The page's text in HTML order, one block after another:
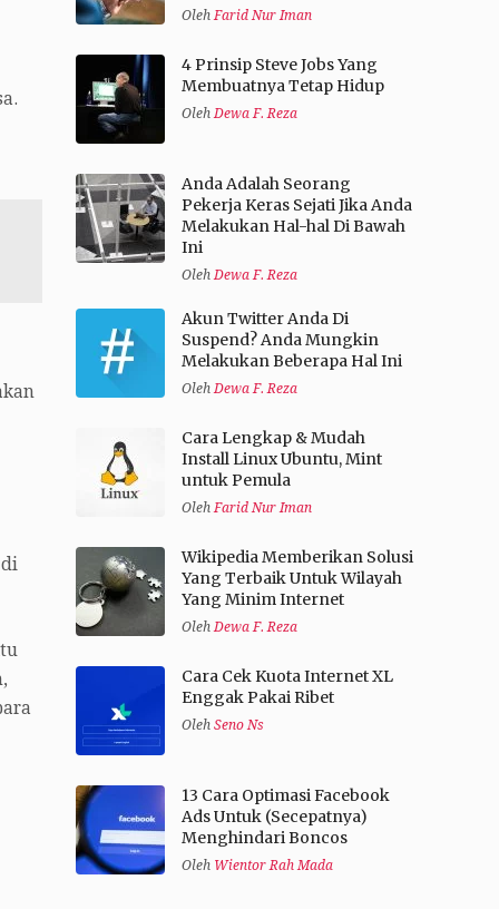
OlehFarid Nur Iman
4 Prinsip Steve Jobs Yang
Membuatnya Tetap Hidup
OlehDewa F. Reza
Anda Adalah Seorang
Pekerja Keras Sejati Jika Anda
Melakukan Hal-hal Di Bawah
Ini
OlehDewa F. Reza
Akun Twitter Anda Di
Suspend? Anda Mungkin
Melakukan Beberapa Hal Ini
OlehDewa F. Reza
Cara Lengkap & Mudah
Install Linux Ubuntu, Mint
untuk Pemula
OlehFarid Nur Iman
Wikipedia Memberikan Solusi
Yang Terbaik Untuk Wilayah
Yang Minim Internet
OlehDewa F. Reza
Cara Cek Kuota Internet XL
Enggak Pakai Ribet
Oleh Seno Ns
13 Cara Optimasi Facebook
Ads Untuk (Secepatnya)
Menghindari Boncos
Oleh Wientor Rah Mada